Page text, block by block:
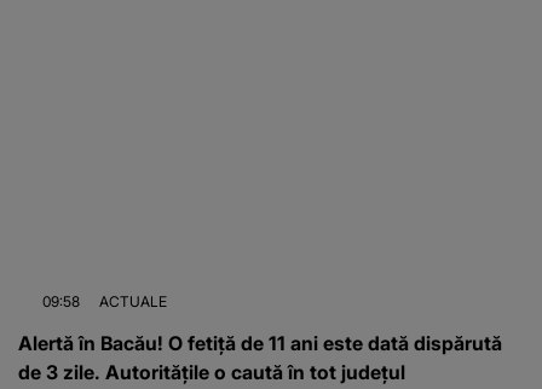
09:58 ACTUALE
Alertă în Bacău! O fetiță de 11 ani este dată dispărută
de 3 zile. Autoritățile o caută în tot județul